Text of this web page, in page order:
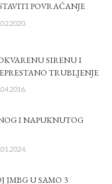
POVRAĆANJE
SIRENU I
TRUBLJENJE
I NAPUKNUTOG
JMBG U SAMO 3